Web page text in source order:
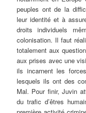
peuples ont de la
leur identité et à
droits individuels
colonisation. Il faut
totalement aux
aux prises avec une
ils incarnent les
lesquels ils ont des
Mal. Pour finir, Juvin
du trafic d’êtres